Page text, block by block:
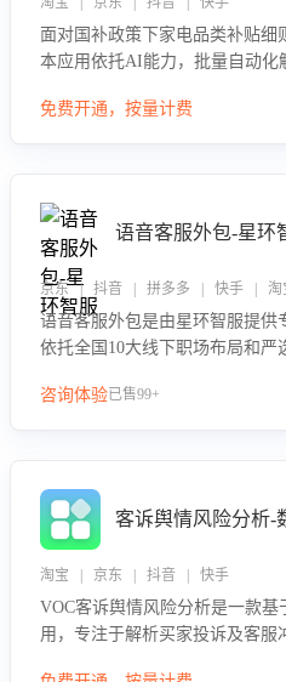
面对国补政策下家电品类补贴细
本应用依托AI能力，批量自动化
向，深度洞察决策动因。同时全
免费开通，按量计费
语音客服外包-星环
京东 | 抖音 | 拼多多 | 快手 | 淘
语音客服外包是由星环智服提供
依托全国10大线下职场布局和严
队和智能工具提升语音客服服务
咨询体验已售99+
客诉舆情风险分析-
淘宝 | 京东 | 抖音 | 快手
VOC客诉舆情风险分析是一款
用，专注于解析买家投诉及客服